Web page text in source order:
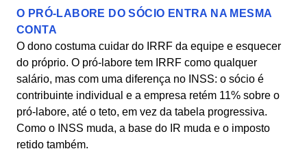
O PRÓ-LABORE DO SÓCIO ENTRA NA MESMA
CONTA
O dono costuma cuidar do IRRF da equipe e esquecer
do próprio. O pró-labore tem IRRF como qualquer
salário, mas com uma diferença no INSS: o sócio é
contribuinte individual e a empresa retém 11% sobre o
pró-labore, até o teto, em vez da tabela progressiva.
Como o INSS muda, a base do IR muda e o imposto
retido também.